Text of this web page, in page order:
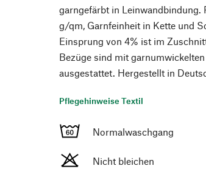
garngefärbt in Leinwandbindung.
g/qm, Garnfeinheit in Kette und
Einsprung von 4% ist im
Bezüge sind mit
ausgestattet. Hergestellt in
Pflegehinweise Textil
Normalwaschgang
Nicht bleichen